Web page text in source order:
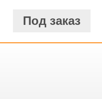
Под заказ